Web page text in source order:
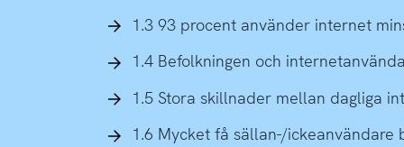
1.3 93 procent använder internet
1.4 Befolkningen och
1.5 Stora skillnader mellan dagliga
1.6 Mycket få sällan-/ickeanvändare